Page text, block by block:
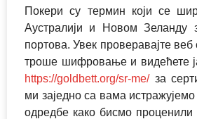
Покери су термин који се
Аустралији и Новом Зеланду
портова.Увек проверавајте
троше шифровање и видећете
https://goldbett.org/sr-me/за
ми заједно са вама
одредбе како бисмо проценили